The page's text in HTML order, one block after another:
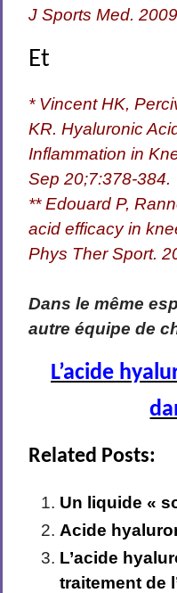
J Sports Med.
Et
* Vincent HK,
KR. Hyaluronic
Inflammation in
Sep 20;7:378-384.
** Edouard P,
acid efficacy in
Phys Ther Sport.
Dans le même
autre équipe de
L’acide
Related Posts:
Un liquide «
Acide
L’acide
traitement de